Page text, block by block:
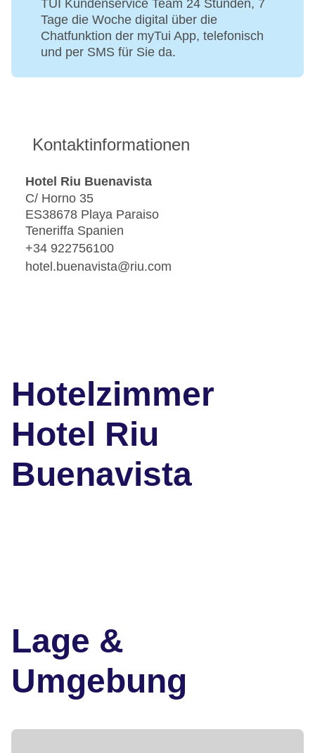
TUI Kundenservice Team 24 Stunden, 7
Tage die Woche digital über die
Chatfunktion der myTui App, telefonisch
und per SMS für Sie da.
Kontaktinformationen
Hotel Riu Buenavista
C/ Horno 35
ES38678 Playa Paraiso
Teneriffa Spanien
+34 922756100
hotel.buenavista@riu.com
Hotelzimmer
Hotel Riu
Buenavista
Lage &
Umgebung